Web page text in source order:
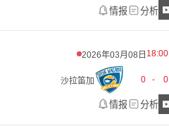
情报 分析
2026年03月08日 18:00
沙拉笛加 0 - 0
情报 分析